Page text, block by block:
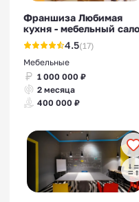
Франшиза Любимая
кухня - мебельный
4.5(17)
Мебельные
1 000 000 ₽
2 месяца
400 000 ₽